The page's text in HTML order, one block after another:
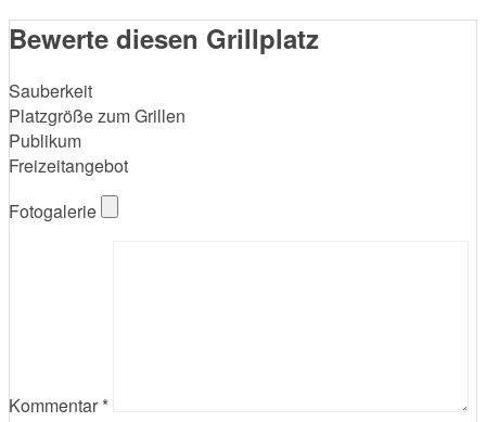
Bewerte diesen Grillplatz
Sauberkeit
Platzgröße zum Grillen
Publikum
Freizeitangebot
Fotogalerie
Kommentar *